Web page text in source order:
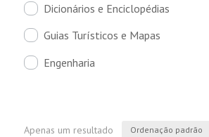
Dicionários e Enciclopédias
Guias Turísticos e Mapas
Engenharia
Apenas um resultado